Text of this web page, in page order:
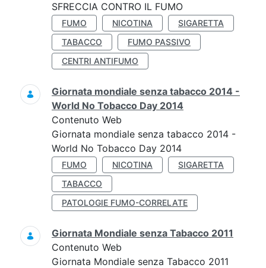
SFRECCIA CONTRO IL FUMO
FUMO NICOTINA
SIGARETTA
TABACCO
FUMO PASSIVO
CENTRI ANTIFUMO
Giornata mondiale senza tabacco 2014 -
World No Tobacco Day 2014
Contenuto Web
Giornata mondiale senza tabacco 2014 -
World No Tobacco Day 2014
FUMO NICOTINA
SIGARETTA
TABACCO
PATOLOGIE FUMO-CORRELATE
Giornata Mondiale senza Tabacco 2011
Contenuto Web
Giornata Mondiale senza Tabacco 2011